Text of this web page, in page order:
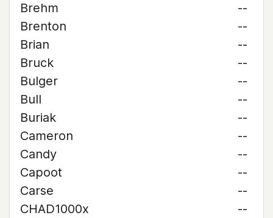
Brehm
--
Brenton
--
Brian
--
Bruck
--
Bulger
--
Bull
--
Buriak
--
Cameron
--
Candy
--
Capoot
--
Carse
--
CHAD1000x
--